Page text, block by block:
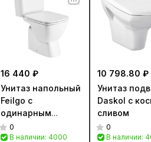
16 440 ₽
Унитаз напольный
Feilgo с
одинарным
сливом
0
В наличии: 4000
10 798.80 ₽
Унитаз
Daskol с
сливом
0
В наличии: